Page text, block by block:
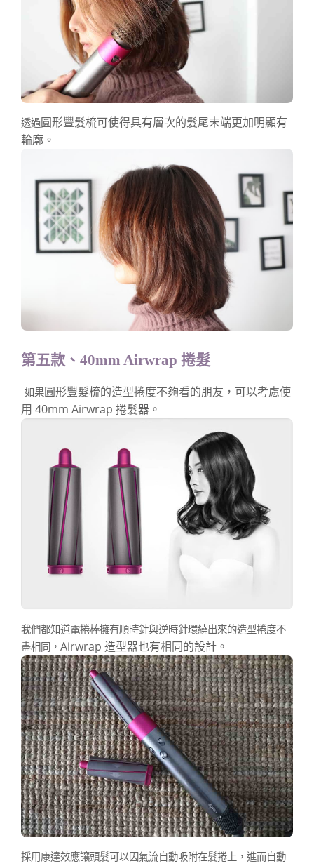
透過圓形豐髮梳可使得具有層次的髮尾末端更加明顯有
輪廓。
第五款、40mm Airwrap 捲髮
如果圓形豐髮梳的造型捲度不夠看的朋友，可以考慮使
用 40mm Airwrap 捲髮器。
我們都知道電捲棒擁有順時針與逆時針環繞出來的造型捲度不
盡相同， Airwrap 造型器也有相同的設計。
採用康達效應讓頭髮可以因氣流自動吸附在髮捲上，進而自動